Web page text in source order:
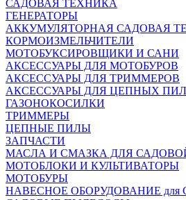
САДОВАЯ ТЕХНИКА
ГЕНЕРАТОРЫ
АККУМУЛЯТОРНАЯ САДОВАЯ
КОРМОИЗМЕЛЬЧИТЕЛИ
МОТОБУКСИРОВЩИКИ И САНИ
АКСЕССУАРЫ ДЛЯ МОТОБУРОВ
АКСЕССУАРЫ ДЛЯ ТРИММЕРОВ
АКСЕССУАРЫ ДЛЯ ЦЕПНЫХ ПИЛ
ГАЗОНОКОСИЛКИ
ТРИММЕРЫ
ЦЕПНЫЕ ПИЛЫ
ЗАПЧАСТИ
МАСЛА И СМАЗКА ДЛЯ
МОТОБЛОКИ И КУЛЬТИВАТОРЫ
МОТОБУРЫ
НАВЕСНОЕ ОБОРУДОВАНИЕ для